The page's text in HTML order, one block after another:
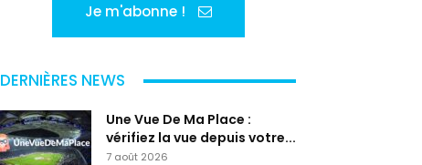
Je m'abonne !
DERNIÈRES NEWS
Une Vue De Ma Place :
vérifiez la vue depuis votre...
7 août 2026